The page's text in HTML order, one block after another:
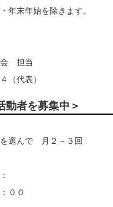
末年始を除きます。
担当
代表）
動者を募集中＞
選んで 月２～３回
００